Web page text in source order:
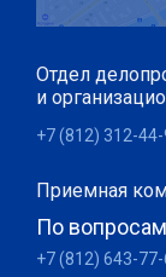
Отдел
и
+7 (812) 312-
Приемная
По
+7 (812) 643-